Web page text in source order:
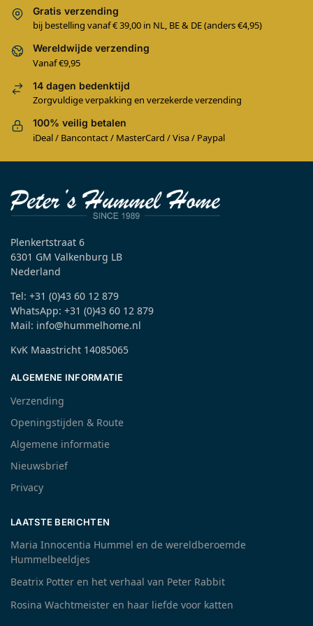
Gratis verzending
bij bestelling vanaf € 39,00 in NL, BE & DE (anders €4,95)
Wereldwijde verzending
Vanaf €9,95
14 dagen bedenktijd
Zorgvuldige verpakking en verzekerde verzending
100% veilig betalen
iDeal / Bancontact / MasterCard / Visa / Paypal
Plenkertstraat 6
6301 GM Valkenburg LB
Nederland
Tel: +31 (0)43 60 12 879
WhatsApp: +31 (0)43 60 12 879
Mail: info@hummelhome.nl
KvK Maastricht 14085065
ALGEMENE INFORMATIE
Verzending
Openingstijden & Route
Algemene informatie
Nieuwsbrief
Privacy
LAATSTE BERICHTEN
Maria Innocentia Hummel en de wereldberoemde
Hummelbeeldjes
Beatrix Potter en het verhaal van Peter Rabbit
Rosina Wachtmeister en haar liefde voor katten